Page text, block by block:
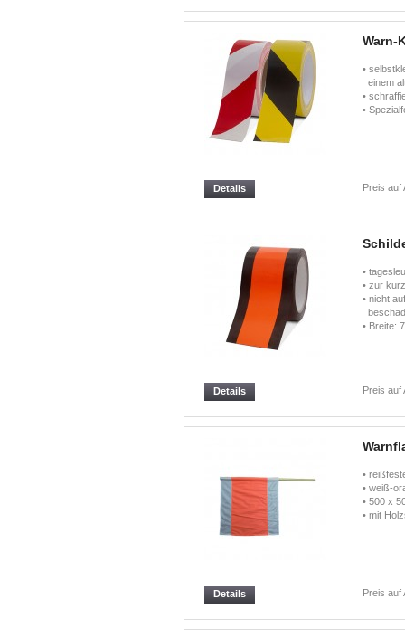
Warn-
•
einem
•
•
Preis auf
Details
•
• zur
• nicht
• Breite:
Preis auf
Details
•
• weiß-
• 500 x
• mit
Preis auf
Details